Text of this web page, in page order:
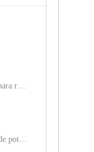
Sello de petróleo del arreglo para requisitos particulares
Sello de petróleo del manejo de potencia